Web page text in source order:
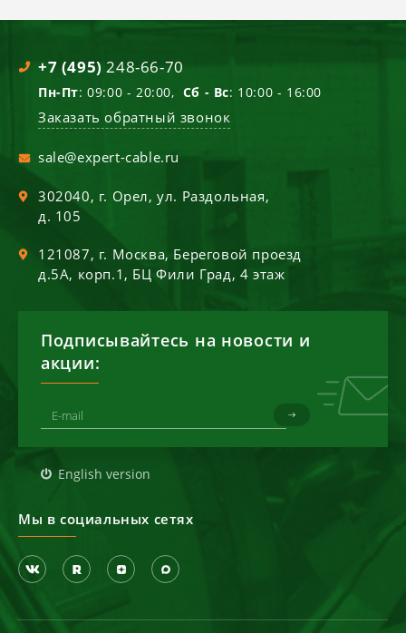
+7 (495) 248-66-70
Пн-Пт: 09:00 - 20:00, Сб - Вс: 10:00 - 16:00
Заказать обратный звонок
sale@expert-cable.ru
302040, г. Орел,ул. Раздольная,
д. 105
121087, г. Москва, Береговой проезд
д.5А, корп.1, БЦ Фили Град, 4 этаж
Подписывайтесь на новости и
акции:
English version
Мы в социальных сетях